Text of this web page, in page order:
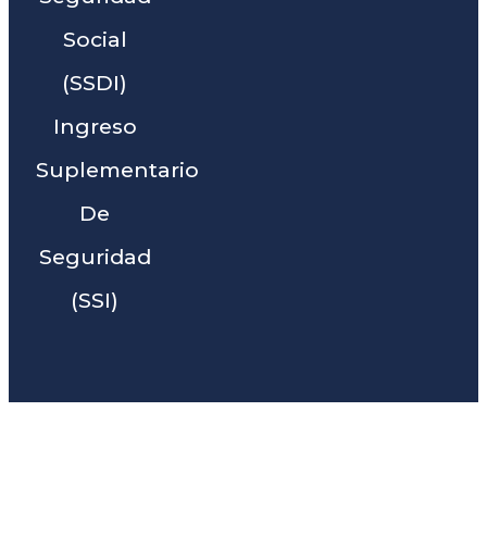
Social
(SSDI)
Ingreso
Suplementario
De
Seguridad
(SSI)